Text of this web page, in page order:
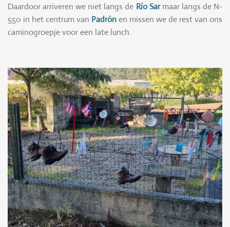
Daardoor arriveren we niet langs de Río Sarmaar langs de N-
550 in het centrum van Padrónen missen we de rest van ons
caminogroepje voor een late lunch.